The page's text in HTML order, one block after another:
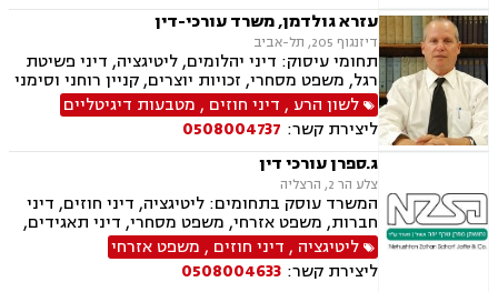
חלוקת רכוש, מגרשים לבניה , נדל"ן, נוטריון,
עסקאות מכר דירה, פינוי בינוי, פינוי מושכר, פירוקים
והקפאות הליכים, צווי הריסה, צווי מניעה, רשויות
מקומיות, רשות מקרקעי ישראל, תאונות עבודה,
תאונות עקב רשלנות, תאונות ספורט, תאונות
תלמידים, תכנון ובניה, ייפוי כוח מתשמך, גישור
ובוררויות
עזרא גולדמן, משרד עורכי-דין
דיזנגוף 205, תל-אביב
תחומי עיסוק: דיני יהלומים, ליטיגציה, דיני פשיטת
רגל, משפט מסחרי, זכויות יוצרים, קניין רוחני וסימני
מסחר, לשון הרע, דיני משפחה, הסכמי ממון, הסכמי
גירושין, ייצוג בבית הדין הרבני ובבתי המשפט
למשפחה, צוואות, ירושות ועיזבונות, רשלנות
רפואית ,משא ומתן מול רשויות המס "גילוי מרצון"-
עבור יהלומנים, מטבעות דיגיטליים
לשון הרע , דיני חוזים , מטבעות דיגיטליים
ליצירת קשר: 0508004737
ג.ספרן עורכי דין
צלע הר 2, הרצליה
המשרד עוסק בתחומים: ליטיגציה, דיני חוזים, דיני
חברות, משפט אזרחי, משפט מסחרי, דיני תאגידים,
מקרקעין ונדל"ן, עסקאות מכר דירה, גישור
ובוררויות, ירושות וצוואות
ליטיגציה , דיני חוזים , משפט אזרחי
ליצירת קשר: 0508004633